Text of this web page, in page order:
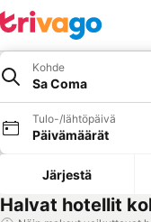
Kohde
Sa Coma
Tulo-/lähtöpäivä
Päivämäärät
Järjestä
Halvat hotellit